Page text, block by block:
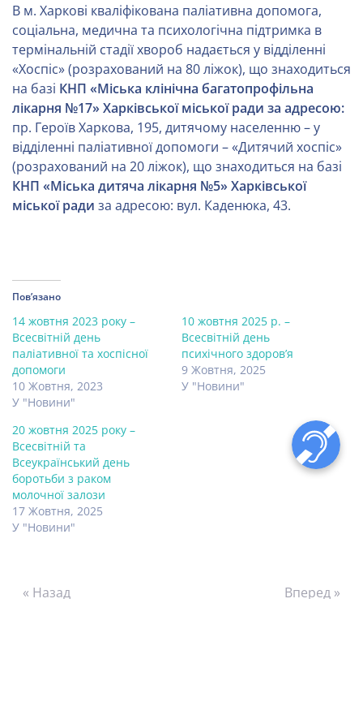
В м. Харкові кваліфікована паліативна допомога,
соціальна, медична та психологічна підтримка в
термінальній стадії хвороб надається у відділенні
«Хоспіс» (розрахований на 80 ліжок), що знаходиться
на базі КНП «Міська клінічна багатопрофільна
лікарня №17» Харківської міської ради за адресою:
пр. Героїв Харкова, 195, дитячому населенню – у
відділенні паліативної допомоги – «Дитячий хоспіс»
(розрахований на 20 ліжок), що знаходиться на базі
КНП «Міська дитяча лікарня №5» Харківської
міської ради за адресою: вул. Каденюка, 43.
Пов’язано
14 жовтня 2023 року –
Всесвітній день
паліативної та хоспісної
допомоги
10 Жовтня, 2023
У "Новини"
10 жовтня 2025 р. –
Всесвітній день
психічного здоров’я
9 Жовтня, 2025
У "Новини"
20 жовтня 2025 року –
Всесвітній та
Всеукраїнський день
боротьби з раком
молочної залози
17 Жовтня, 2025
У "Новини"
« Назад Вперед »